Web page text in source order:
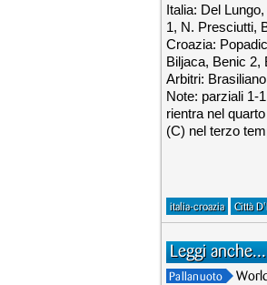
Italia: Del
1, N. Presciutti,
Croazia:
Biljaca, Benic 2,
Arbitri:
Note: parziali 1-
rientra nel
(C) nel terzo
italia-croazia Città
Leggi anche...
Pallanuoto